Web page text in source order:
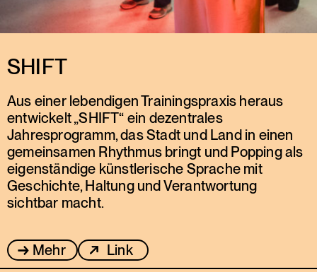
SHIFT
Aus einer lebendigen Trainingspraxis heraus
entwickelt „SHIFT“ ein dezentrales
Jahresprogramm, das Stadt und Land in einen
gemeinsamen Rhythmus bringt und Popping als
eigenständige künstlerische Sprache mit
Geschichte, Haltung und Verantwortung
sichtbar macht.
Mehr Link